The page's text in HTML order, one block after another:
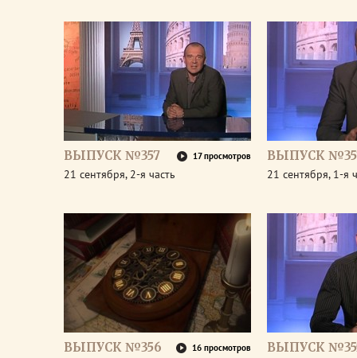
ВЫПУСК №357 17 просмотров
21 сентября, 2-я часть
ВЫПУСК
21 сентября, 1-я
ВЫПУСК №356 16 просмотров ВЫПУСК